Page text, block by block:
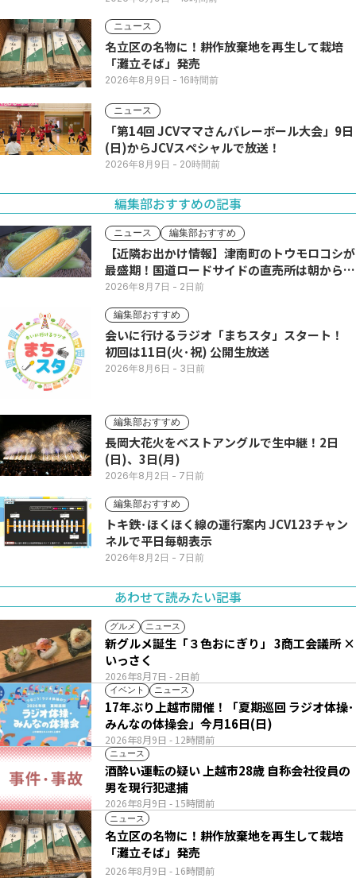
ニュース
名立区の名物に！耕作放棄地を再生して栽培
「灘立そば」発売
2026年8月9日 - 16時間前
ニュース
「第14回 JCVママさんバレーボール大会」9日
(日)からJCVスペシャルで放送！
2026年8月9日 - 20時間前
編集部おすすめの記事
ニュース 編集部おすすめ
【近隣お出かけ情報】津南町のトウモロコシが
最盛期！国道ロードサイドの直売所は朝から長
い列
2026年8月7日 - 2日前
編集部おすすめ
会いに行けるラジオ「まちスタ」スタート！
初回は11日(火･祝) 公開生放送
2026年8月6日 - 3日前
編集部おすすめ
長岡大花火をベストアングルで生中継！2日
(日)、3日(月)
2026年8月2日 - 7日前
編集部おすすめ
トキ鉄･ほくほく線の運行案内 JCV123チャン
ネルで平日毎朝表示
2026年8月2日 - 7日前
あわせて読みたい記事
グルメ ニュース
2026年8月7日 - 2日前
新グルメ誕生「３色おにぎり」 3商工会議所 ×
いっさく
イベント ニュース
2026年8月9日 - 12時間前
17年ぶり上越市開催！「夏期巡回 ラジオ体操･
みんなの体操会」今月16日(日)
ニュース
2026年8月9日 - 15時間前
酒酔い運転の疑い 上越市28歳 自称会社役員の
男を現行犯逮捕
ニュース
2026年8月9日 - 16時間前
名立区の名物に！耕作放棄地を再生して栽培
「灘立そば」発売